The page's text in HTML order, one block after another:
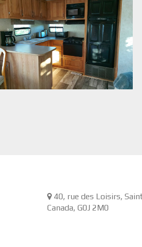
40, rue des Loisirs,
Canada,G0J 2M0